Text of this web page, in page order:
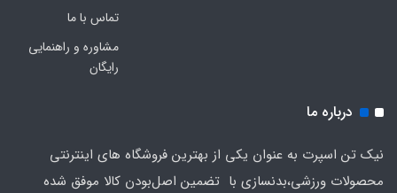
تماس با ما
مشاوره و راهنمایی
رایگان
درباره ما
نیک تن اسپرت به عنوان یکی از بهترین فروشگاه های اینترنتی
محصولات ورزشی،بدنسازی با تضمین اصل‌بودن کالا موفق شده